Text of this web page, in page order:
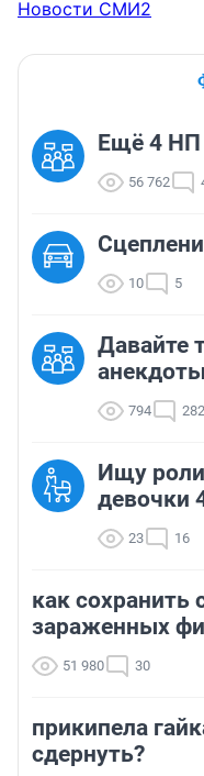
Новости СМИ2
Ещё 4 НП
56 762
10 5
Давайте
794 282
Ищу
девочки
23 16
как
зараженных
51 980 30
прикипела
сдернуть?